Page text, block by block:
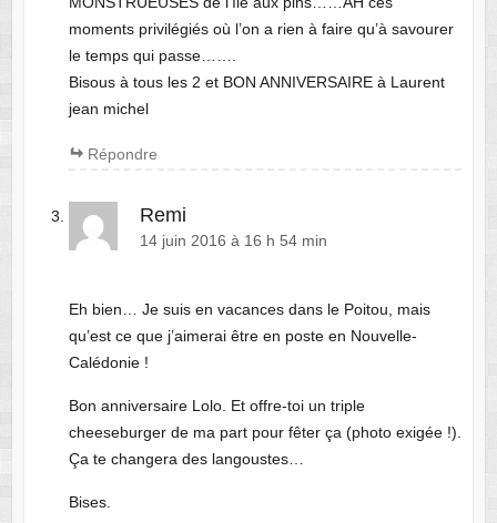
moments privilégiés où l’on a rien à faire qu’à savourer
le temps qui passe…….
Bisous à tous les 2 et BON ANNIVERSAIRE à Laurent
jean michel
Répondre
Remi
14 juin 2016 à 16 h 54 min
Eh bien… Je suis en vacances dans le Poitou, mais
qu’est ce que j’aimerai être en poste en Nouvelle-
Calédonie !
Bon anniversaire Lolo. Et offre-toi un triple
cheeseburger de ma part pour fêter ça (photo exigée !).
Ça te changera des langoustes…
Bises.